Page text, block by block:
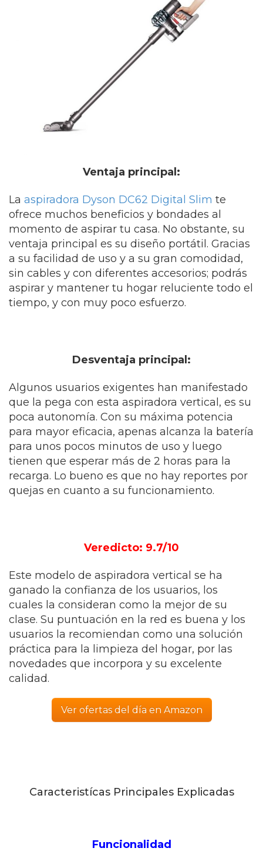
Ventaja principal:
La aspiradora Dyson DC62 Digital Slim te
ofrece muchos beneficios y bondades al
momento de aspirar tu casa. No obstante, su
ventaja principal es su diseño portátil. Gracias
a su facilidad de uso y a su gran comodidad,
sin cables y con diferentes accesorios; podrás
aspirar y mantener tu hogar reluciente todo el
tiempo, y con muy poco esfuerzo.
Desventaja principal:
Algunos usuarios exigentes han manifestado
que la pega con esta aspiradora vertical, es su
poca autonomía. Con su máxima potencia
para mayor eficacia, apenas alcanza la batería
para unos pocos minutos de uso y luego
tienen que esperar más de 2 horas para la
recarga. Lo bueno es que no hay reportes por
quejas en cuanto a su funcionamiento.
Veredicto: 9.7/10
Este modelo de aspiradora vertical se ha
ganado la confianza de los usuarios, los
cuales la consideran como la mejor de su
clase. Su puntuación en la red es buena y los
usuarios la recomiendan como una solución
práctica para la limpieza del hogar, por las
novedades que incorpora y su excelente
calidad.
Ver ofertas del día en Amazon
Caracteristícas Principales Explicadas
Funcionalidad